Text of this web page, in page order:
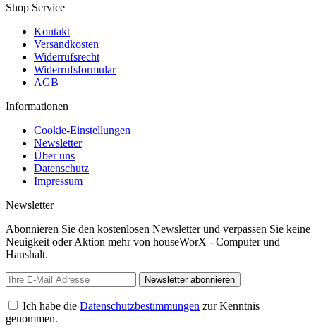
Shop Service
Kontakt
Versandkosten
Widerrufsrecht
Widerrufsformular
AGB
Informationen
Cookie-Einstellungen
Newsletter
Über uns
Datenschutz
Impressum
Newsletter
Abonnieren Sie den kostenlosen Newsletter und verpassen Sie keine
Neuigkeit oder Aktion mehr von houseWorX - Computer und
Haushalt.
Newsletter abonnieren
Ich habe die Datenschutzbestimmungen zur Kenntnis
genommen.